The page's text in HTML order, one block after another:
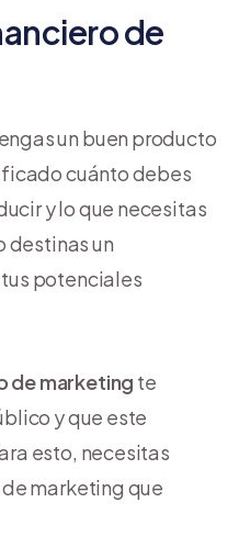
de
un buen producto
cuánto debes
y lo que necesitas
destinas un
potenciales
de marketing te
y que este
esto, necesitas
marketing que